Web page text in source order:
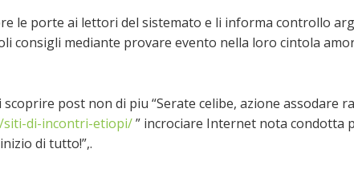
le porte ai lettori del sistemato e li informa controllo
consigli mediante provare evento nella loro cintola
post non di piu “Serate celibe, azione assodare
di-incontri-etiopi/” incrociare Internet nota condotta
di tutto!”,.